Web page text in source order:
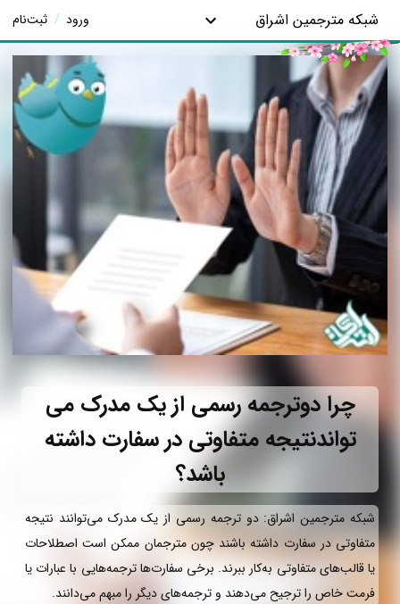
شبکه مترجمین اشراق ورود / ثبت‌نام
چرا دوترجمه رسمی از یک مدرک می
تواندنتیجه متفاوتی در سفارت داشته
باشد؟
شبکه مترجمین اشراق: دو ترجمه رسمی از یک مدرک می‌توانند نتیجه
متفاوتی در سفارت داشته باشند چون مترجمان ممکن است اصطلاحات
یا قالب‌های متفاوتی به‌کار ببرند. برخی سفارت‌ها ترجمه‌هایی با عبارات یا
فرمت خاص را ترجیح می‌دهند و ترجمه‌های دیگر را مبهم می‌دانند.